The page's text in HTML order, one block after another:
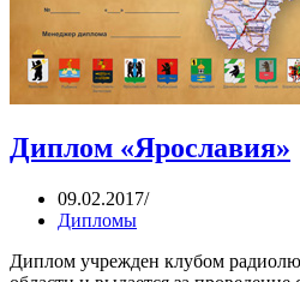
Диплом «Ярославия»
09.02.2017
Дипломы
Диплом учрежден клубом